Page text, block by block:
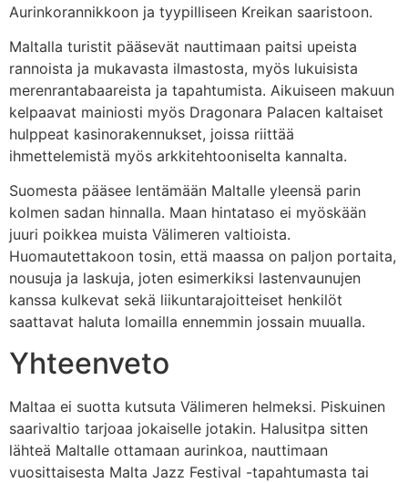
Aurinkorannikkoon ja tyypilliseen Kreikan saaristoon.
Maltalla turistit pääsevät nauttimaan paitsi upeista
rannoista ja mukavasta ilmastosta, myös lukuisista
merenrantabaareista ja tapahtumista. Aikuiseen makuun
kelpaavat mainiosti myös Dragonara Palacen kaltaiset
hulppeat kasinorakennukset, joissa riittää
ihmettelemistä myös arkkitehtooniselta kannalta.
Suomesta pääsee lentämään Maltalle yleensä parin
kolmen sadan hinnalla. Maan hintataso ei myöskään
juuri poikkea muista Välimeren valtioista.
Huomautettakoon tosin, että maassa on paljon portaita,
nousuja ja laskuja, joten esimerkiksi lastenvaunujen
kanssa kulkevat sekä liikuntarajoitteiset henkilöt
saattavat haluta lomailla ennemmin jossain muualla.
Yhteenveto
Maltaa ei suotta kutsuta Välimeren helmeksi. Piskuinen
saarivaltio tarjoaa jokaiselle jotakin. Halusitpa sitten
lähteä Maltalle ottamaan aurinkoa, nauttimaan
vuosittaisesta Malta Jazz Festival -tapahtumasta tai